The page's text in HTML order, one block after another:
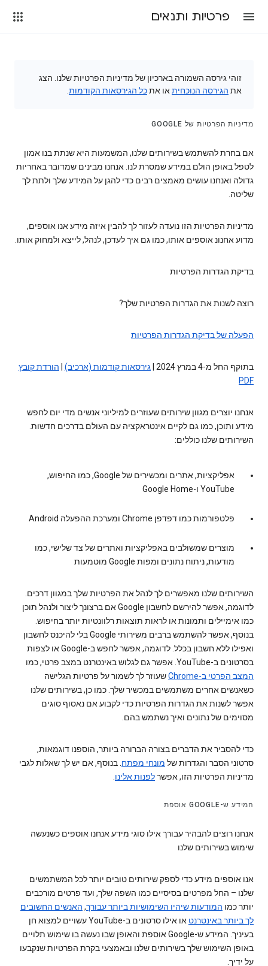
פרטיות ותנאים
זוהי גירסה השמורה בארכיון של מדיניות הפרטיות שלנו. הצג
את הגירסה הנוכחית או אתכל הגירסאות הקודמות
מדיניות הפרטיות של GOOGLE
אם בחרת להשתמש בשירותים שלנו, המשמעות היא שנתת בנו אמון
לטפל באופן הולם במידע שמסרת לנו. אנחנו מבינים שמדובר באחריות
גדולה ואנחנו עושים מאמצים רבים כדי להגן על המידע שלך ולתת לך
שליטה.
מדיניות הפרטיות הזו נועדה לעזור לך להבין איזה מידע אנו אוספים,
מדוע אחנונ אוספים אותו, כמו גם איך לעדכן, לנהל, לייצא ולמחוק אותו.
בדיקת הגדרות הפרטיות
רוצה לשנות את הגדרות הפרטיות שלך?
הפעלה של בדיקת הגדרות הפרטיות
בתוקף החל מ-4 במרץ 2024 | גירסאות קודמות (ארכיב)
הורדת קובץ
PDF
אנחנו יוצרים מגוון שירותים שעוזרים למיליוני אנשים מדי יום לחפש
מידע ותוכן, כמו גם לקיים אינטראקציה עם העולם בדרכים חדשות.
השירותים שלנו כוללים:
אפליקציות, אתרים ומכשירים של Google, כמו החיפוש,
YouTube ו-Google Home
פלטפורמות כמו דפדפן Chrome ומערכת ההפעלה Android
מוצרים שמשולבים באפליקציות ואתרים של צד שלישי, כמו
מודעות, ניתוח נתונים ומפות Google מוטמעות
השירותים שלנו מאפשרים לך לנהל את הפרטיות שלך במגוון דרכים.
לדוגמה, אפשר להירשם לחשבון Google אם ברצונך ליצור ולנהל תוכן
כמו אימיילים ותמונות או לראות תוצאות רלוונטיות יותר בחיפוש.
בנוסף, אפשר להשתמש ברבים משירותי Google בלי להיכנס לחשבון
ואפילו ללא חשבון בכלל. לדוגמה, אפשר לחפש ב-Google או לצפות
בסרטונים ב-YouTube. אפשר גם לגלוש באינטרנט במצב פרטי, כמו
המצב הפרטי ב-Chrome
שעוזר לך לשמור על פרטיות הגלישה
כשאנשים אחרים משתמשים במכשיר שלך. כמו כן, בשירותים שלנו
אפשר לשנות את הגדרות הפרטיות כדי לקבוע אם נאסוף סוגים
מסוימים של נתונים ואיך נשתמש בהם.
כדי להסביר את הדברים בצורה הברורה ביותר, הוספנו דוגמאות,
סרטוני הסבר והגדרות של מונחי מפתח. בנוסף, אם יש לך שאלות לגבי
מדיניות הפרטיות הזו, אפשרלפנות אלינו.
המידע ש-GOOGLE אוספת
אנחנו רוצים להבהיר עבורך אילו סוגי מידע אנחנו אוספים כשנעשה
שימוש בשירותים שלנו
אנו אוספים מידע כדי לספק שירותים טובים יותר לכל המשתמשים
שלנו – החל מפרטים בסיסיים כמו השפה שלך, ועד פרטים מורכבים
יותר כמו המודעות שיהיו השימושיות ביותר עבורך, האנשים החשובים
לך ביותר באינטרנט
או אילו סרטונים ב-YouTube עשויים למצוא חן
בעיניך. המידע ש-Google אוספת והאופן שבו נעשה בו שימוש תלויים
באופן השימוש שלך בשירותים שלנו ובאמצעי בקרת הפרטיות שנקבעו
על ידיך.